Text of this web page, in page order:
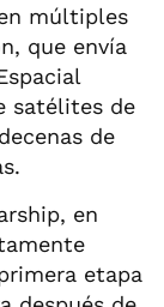
múltiples
que envía
satélites de
de
en
etapa